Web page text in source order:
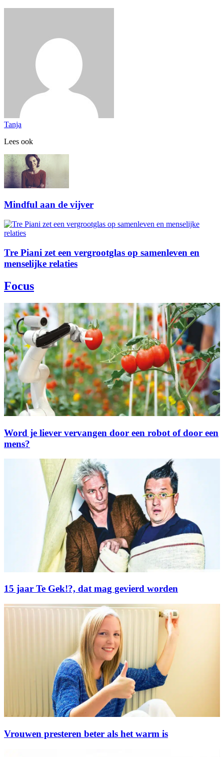
Tanja
Lees ook
Mindful aan de vijver
Tre Piani zet een vergrootglas op samenleven en
menselijke relaties
Focus
Word je liever vervangen door een robot of door een
mens?
15 jaar Te Gek!?, dat mag gevierd worden
Vrouwen presteren beter als het warm is